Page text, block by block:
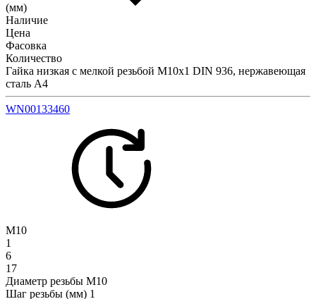
(мм)
Наличие
Цена
Фасовка
Количество
Гайка низкая с мелкой резьбой М10х1 DIN 936, нержавеющая
сталь А4
WN00133460
М10
1
6
17
Диаметр резьбы М10
Шаг резьбы (мм) 1